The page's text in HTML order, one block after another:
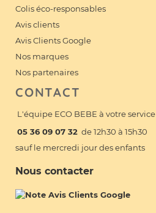
Colis éco-responsables
Avis clients
Avis Clients Google
Nos marques
Nos partenaires
CONTACT
L'équipe ECO BEBE à votre service
05 36 09 07 32 de 12h30 à 15h30
sauf le mercredi jour des enfants
Nous contacter